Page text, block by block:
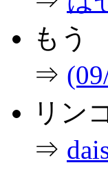
もう
⇒
リン
⇒